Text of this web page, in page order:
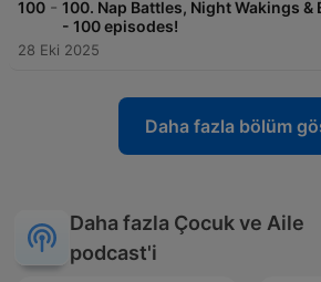
100 - 100. Nap Battles, Night Wakings &
- 100 episodes!
28 Eki 2025
Daha fazla bölüm
Daha fazla Çocuk ve Aile
podcast'i